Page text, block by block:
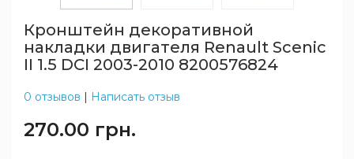
Кронштейн декоративной
накладки двигателя Renault Scenic
II 1.5 DCI 2003-2010 8200576824
0 отзывов | Написать отзыв
270.00 грн.